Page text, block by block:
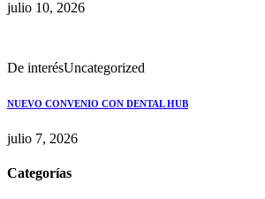
julio 10, 2026
De interésUncategorized
NUEVO CONVENIO CON DENTAL HUB
julio 7, 2026
Categorías